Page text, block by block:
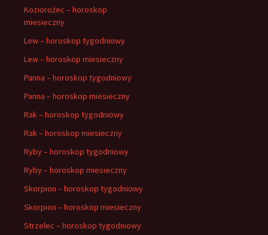
Koziorożec – horoskop
miesieczny
Lew – horoskop tygodniowy
Lew – horoskop miesieczny
Panna – horoskop tygodniowy
Panna – horoskop miesieczny
Rak – horoskop tygodniowy
Rak – horoskop miesieczny
Ryby – horoskop tygodniowy
Ryby – horoskop miesieczny
Skorpion – horoskop tygodniowy
Skorpion – horoskop miesieczny
Strzelec – horoskop tygodniowy